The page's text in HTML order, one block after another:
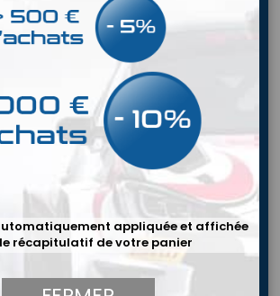
appliquée et affichée
récapitulatif de votre panier